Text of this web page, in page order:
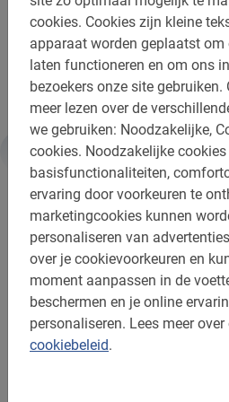
cookies. Cookies zijn kleine
apparaat worden geplaatst om
laten functioneren en om ons
bezoekers onze site gebruiken.
meer lezen over de
we gebruiken: Noodzakelijke,
cookies. Noodzakelijke
basisfunctionaliteiten,
ervaring door voorkeuren te
marketingcookies kunnen
personaliseren van
over je cookievoorkeuren en
moment aanpassen in de
beschermen en je online
personaliseren. Lees meer over
cookiebeleid.
Let op, de route en highlights
afwijken vanwege
dit moment.
Informatie
Belangrijk om te weten:
Reserveren is verplicht
De betaling is vooraf via de
Gratis wijzigen of annuleren